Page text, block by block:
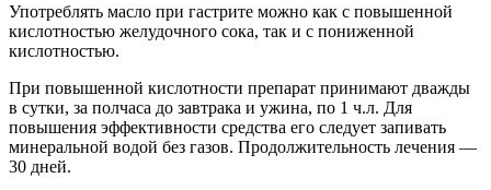
Употреблять масло при гастрите можно как с повышенной
кислотностью желудочного сока, так и с пониженной
кислотностью.
При повышенной кислотности препарат принимают дважды
в сутки, за полчаса до завтрака и ужина, по 1 ч.л. Для
повышения эффективности средства его следует запивать
минеральной водой без газов. Продолжительность лечения —
30 дней.